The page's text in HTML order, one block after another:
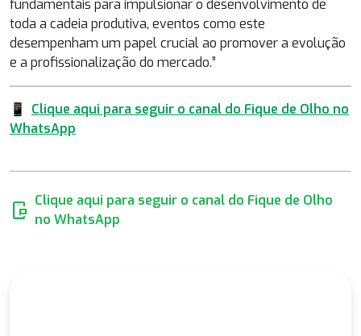
fundamentais para impulsionar o desenvolvimento de
toda a cadeia produtiva, eventos como este
desempenham um papel crucial ao promover a evolução
e a profissionalização do mercado.”
📱
Clique aqui para seguir o canal do Fique de Olho no
WhatsApp
mobile_chat Clique aqui para seguir o canal do Fique de Olho
no WhatsApp